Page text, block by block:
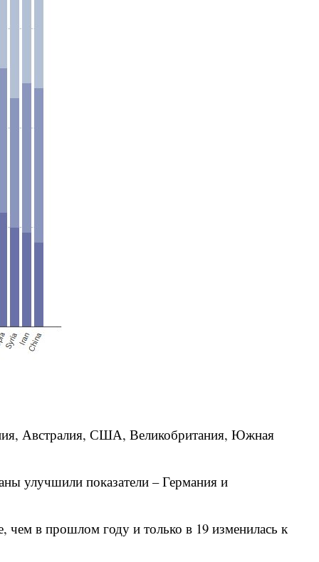
Австралия, США, Великобритания, Южная
улучшили показатели – Германия и
чем в прошлом году и только в 19 изменилась к